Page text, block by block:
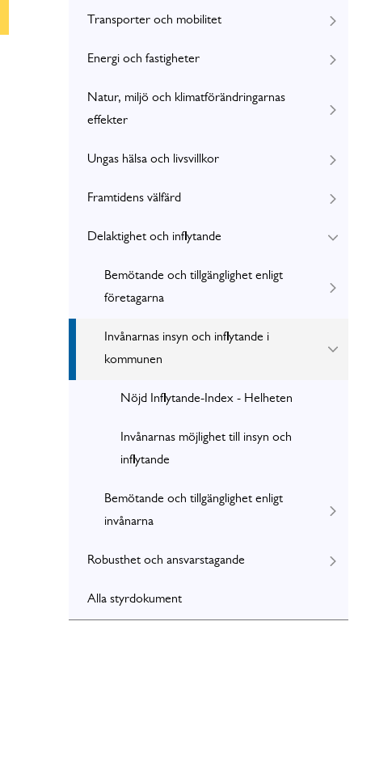
Transporter och mobilitet
Energi och fastigheter
Natur, miljö och klimatförändringarnas
effekter
Ungas hälsa och livsvillkor
Framtidens välfärd
Delaktighet och inflytande
Bemötande och tillgänglighet enligt
företagarna
Invånarnas insyn och inflytande i
kommunen
Nöjd Inflytande-Index - Helheten
Invånarnas möjlighet till insyn och
inflytande
Bemötande och tillgänglighet enligt
invånarna
Robusthet och ansvarstagande
Alla styrdokument